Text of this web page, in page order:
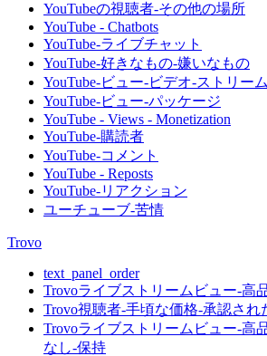
YouTubeの視聴者-その他の場所
YouTube - Chatbots
YouTube-ライブチャット
YouTube-好きなもの-嫌いなもの
YouTube-ビュー-ビデオ-ストリー
YouTube-ビュー-パッケージ
YouTube - Views - Monetization
YouTube-購読者
YouTube-コメント
YouTube - Reposts
YouTube-リアクション
ユーチューブ-苦情
Trovo
text_panel_order
Trovoライブストリームビュー-高
Trovo視聴者-手頃な価格-承認され
Trovoライブストリームビュー-高
なし-保持